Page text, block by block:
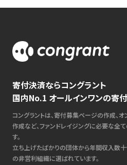
寄付決済ならコングラント
国内No.1 オールインワンの寄
コングラントは、寄付募集ページの作成、
作成など、ファンドレイジングに必要な全
す。
立ち上げたばかりの団体から年間収入数
の非営利組織に選ばれています。